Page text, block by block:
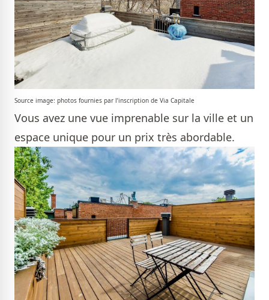
Source image: photos fournies par l’inscription de Via Capitale
Vous avez une vue imprenable sur la ville et un
espace unique pour un prix très abordable.